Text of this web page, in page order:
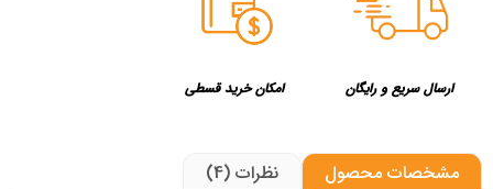
ارسال سریع و رایگان امکان خرید قسطی
مشخصات محصول نظرات (4)